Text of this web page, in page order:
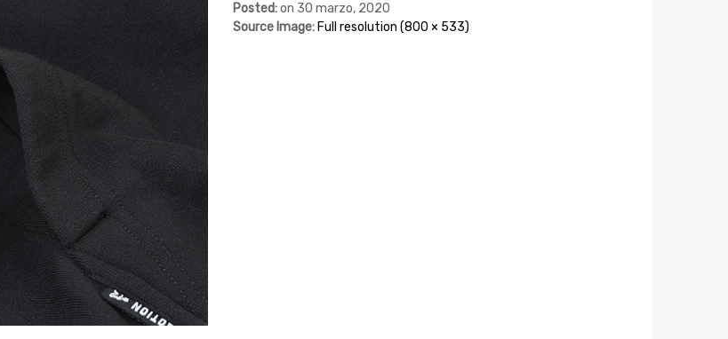
Posted:on 30 marzo, 2020
Source Image: Full resolution (800 × 533)